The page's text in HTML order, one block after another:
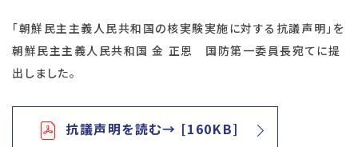
「朝鮮民主主義人民共和国の核実験実施に対する抗議声明」を
朝鮮民主主義人民共和国 金 正恩 国防第一委員長宛てに提
出しました。
抗議声明を読む→ [160KB]